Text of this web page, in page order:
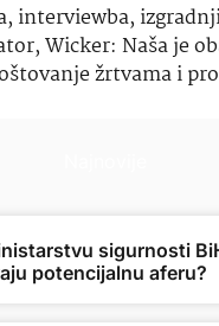
, interviewba,
,Wicker: Naša je
žrtvama i
sigurnosti
potencijalnu aferu?